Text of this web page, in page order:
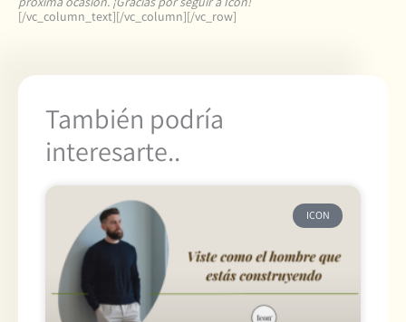
[/vc_column_text][/vc_column][/vc_row]
También podría
interesarte..
ICON